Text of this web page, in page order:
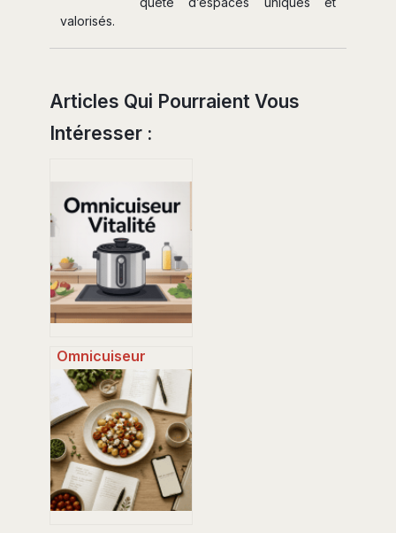
valorisés.
Articles Qui Pourraient Vous
Intéresser :
Omnicuiseur
inconvénients : ce
qu’il faut vraiment
savoir avant
d’acheter